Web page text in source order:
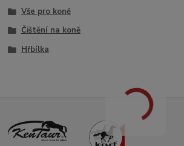
Vše pro koně
Čištění na koně
Hřbílka